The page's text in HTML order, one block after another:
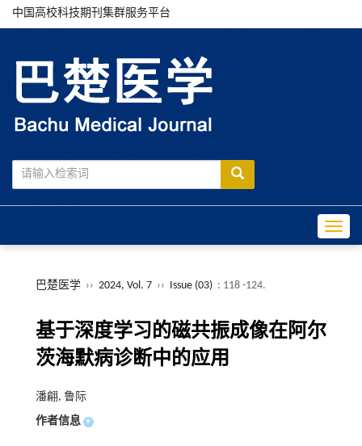
中国高校科技期刊集群服务平台
巴楚医学 ›› 2024, Vol. 7 ›› Issue (03) : 118 -124.
基于深度学习的磁共振成像在阿尔
茨海默病诊断中的应用
潘翩, 鲁际
作者信息 +